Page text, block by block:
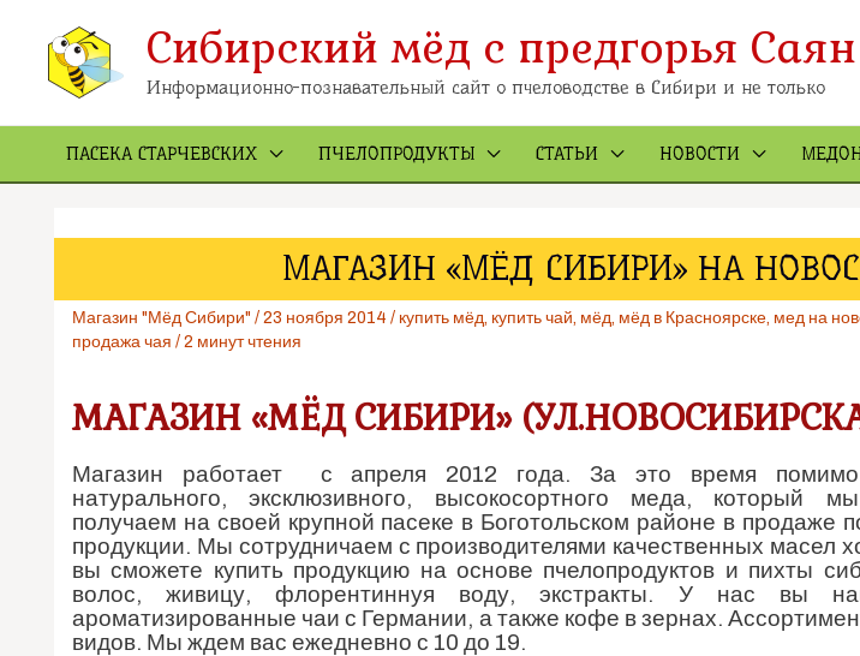
содержимомуСибирский мёд с предгорья Саян
Информационно-познавательный сайт о пчеловодстве в Сибири и не только
ПАСЕКА СТАРЧЕВСКИХ ПЧЕЛОПРОДУКТЫ СТАТЬИ НОВОСТИ
МАГАЗИН «МЁД СИБИРИ» НА
Магазин "Мёд Сибири" / 23 ноября 2014 / купить мёд, купить чай, мёд, мёд в Красноярске, мед на
продажа чая / 2 минут чтения
МАГАЗИН «МЁД СИБИРИ»
Магазин работает с апреля 2012 года. За это время помимо
натурального, эксклюзивного, высокосортного меда, который мы
получаем на своей крупной пасеке в Боготольском районе в продаже
продукции. Мы сотрудничаем с производителями качественных масел
вы сможете купить продукцию на основе пчелопродуктов и пихты
волос, живицу, флорентиннуя воду, экстракты. У нас вы
ароматизированные чаи с Германии, а также кофе в зернах.
видов. Мы ждем вас ежедневно с 10 до 19.